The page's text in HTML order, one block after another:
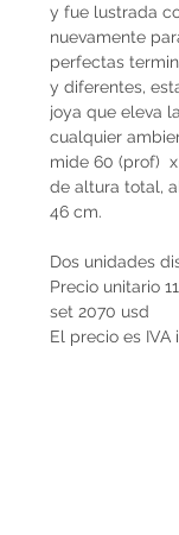
y fue lustrada
nuevamente
perfectas
y diferentes,
joya que eleva
cualquier
mide 60 (prof) x
de altura total,
46 cm.
Dos unidades
Precio unitario
set 2070 usd
El precio es IVA